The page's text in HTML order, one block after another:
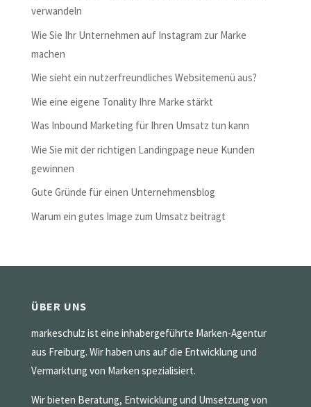
verwandeln
Wie Sie Ihr Unternehmen auf Instagram zur Marke
machen
Wie sieht ein nutzerfreundliches Websitemenü aus?
Wie eine eigene Tonality Ihre Marke stärkt
Was Inbound Marketing für Ihren Umsatz tun kann
Wie Sie mit der richtigen Landingpage neue Kunden
gewinnen
Gute Gründe für einen Unternehmensblog
Warum ein gutes Image zum Umsatz beiträgt
ÜBER UNS
markeschulz ist eine inhabergeführte Marken-Agentur
aus Freiburg. Wir haben uns auf die Entwicklung und
Vermarktung von Marken spezialisiert.
Wir bieten Beratung, Entwicklung und Umsetzung von